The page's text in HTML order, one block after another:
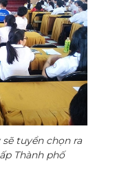
tuyển chọn ra
Thành phố